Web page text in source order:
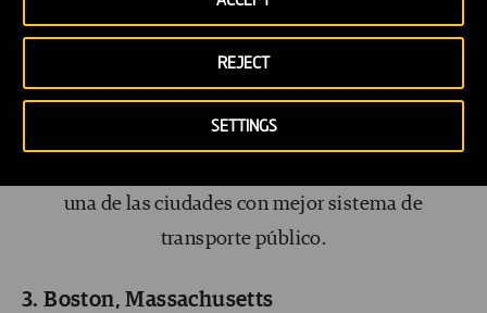
SETTINGS
REJECT
una de las ciudades con mejor sistema de
transporte público.
3. Boston, Massachusetts